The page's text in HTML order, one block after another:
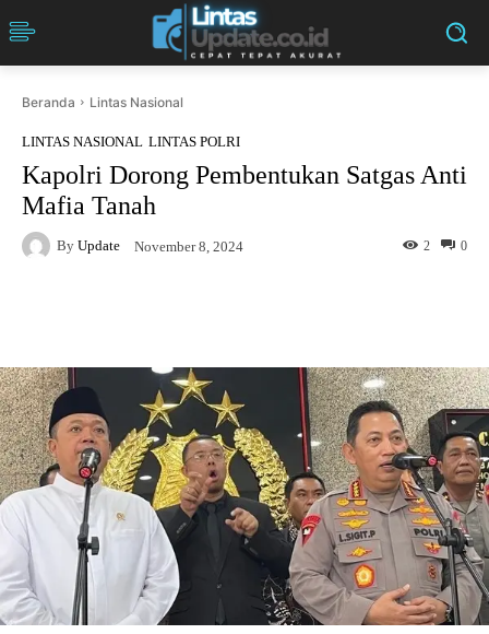
Beranda Lintas Nasional
LINTAS NASIONAL LINTAS POLRI
Kapolri Dorong Pembentukan Satgas Anti
Mafia Tanah
By Update November 8, 2024 0
2